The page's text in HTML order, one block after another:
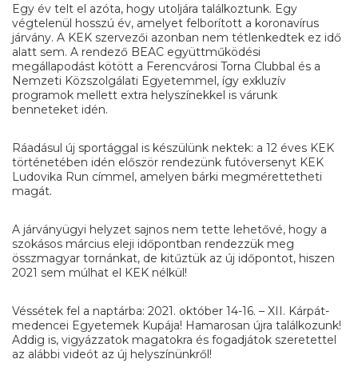
Egy év telt el azóta, hogy utoljára találkoztunk. Egy
végtelenül hosszú év, amelyet felborított a koronavírus
járvány. A KEK szervezői azonban nem tétlenkedtek ez idő
alatt sem. A rendező BEAC együttműködési
megállapodást kötött a Ferencvárosi Torna Clubbal és a
Nemzeti Közszolgálati Egyetemmel, így exkluzív
programok mellett extra helyszínekkel is várunk
benneteket idén.
Ráadásul új sportággal is készülünk nektek: a 12 éves KEK
történetében idén először rendezünk futóversenyt KEK
Ludovika Run címmel, amelyen bárki megmérettetheti
magát.
A járványügyi helyzet sajnos nem tette lehetővé, hogy a
szokásos március eleji időpontban rendezzük meg
összmagyar tornánkat, de kitűztük az új időpontot, hiszen
2021 sem múlhat el KEK nélkül!
Véssétek fel a naptárba: 2021. október 14-16. – XII. Kárpát-
medencei Egyetemek Kupája! Hamarosan újra találkozunk!
Addig is, vigyázzatok magatokra és fogadjátok szeretettel
az alábbi videót az új helyszínünkről!